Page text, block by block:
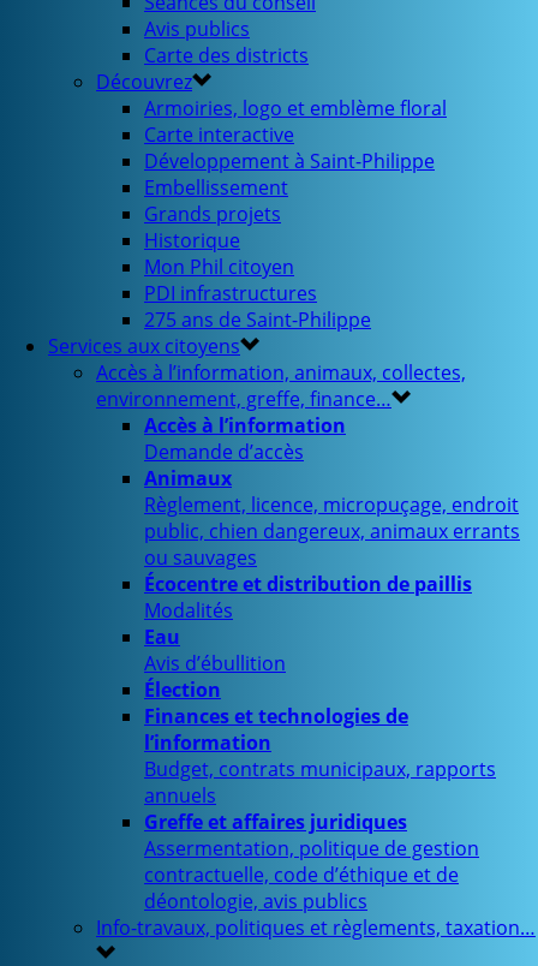
Avis publics
Carte des districts
Découvrez
Armoiries, logo et emblème floral
Carte interactive
Développement à Saint-Philippe
Embellissement
Grands projets
Historique
Mon Phil citoyen
PDI infrastructures
275 ans de Saint-Philippe
Services aux citoyens
Accès à l’information, animaux, collectes,
environnement, greffe, finance…
Accès à l’information
Demande d’accès
Animaux
Règlement, licence, micropuçage, endroit
public, chien dangereux, animaux errants
ou sauvages
Écocentre et distribution de paillis
Modalités
Eau
Avis d’ébullition
Élection
Finances et technologies de
l’information
Budget, contrats municipaux, rapports
annuels
Greffe et affaires juridiques
Assermentation, politique de gestion
contractuelle, code d’éthique et de
déontologie, avis publics
Info-travaux, politiques et règlements, taxation…